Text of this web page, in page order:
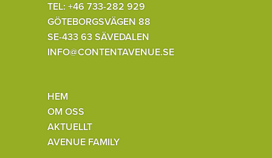
TEL: +46 733-282 929
GÖTEBORGSVÄGEN 88
SE-433 63 SÄVEDALEN
INFO@CONTENTAVENUE.SE
HEM
OM OSS
AKTUELLT
AVENUE FAMILY